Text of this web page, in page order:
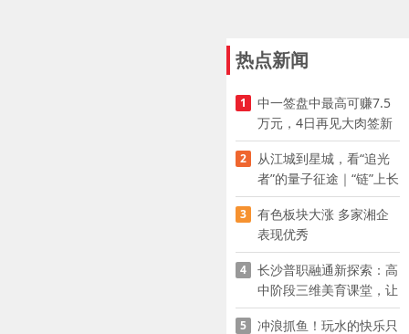
热点新闻
1
中一签盘中最高可赚7.5
万元，4日再见大肉签新
股
2
从江城到星城，看“追光
者”的量子征途｜“链”上长
沙 “才”够硬核
3
有色板块大涨 多家湘企
表现优秀
4
长沙普职融通新探索：高
中阶段三维美育课堂，让
少年向美而生
5 冲浪抓鱼！玩水的快乐只